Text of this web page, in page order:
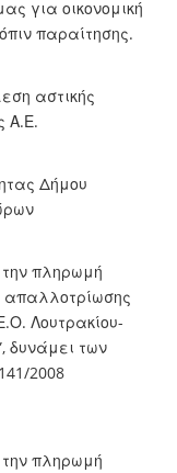
για οικονομική
παραίτησης.
αστικής
Α.Ε.
Δήμου
πληρωμή
απαλλοτρίωσης
Λουτρακίου-
δυνάμει των
2008
πληρωμή